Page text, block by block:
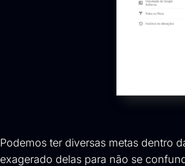
Podemos ter diversas metas dentro
exagerado delas para não se